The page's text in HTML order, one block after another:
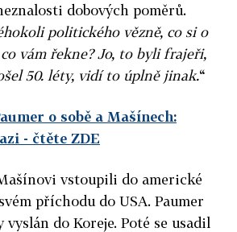
dobových poměrů.
politického vězně, co si o
vám řekne? Jo, to byli frajeři,
50. léty, vidí to úplně jinak.“
o sobě a Mašínech:
- čtěte ZDE
vstoupili do americké
příchodu do USA. Paumer
do Koreje. Poté se usadil